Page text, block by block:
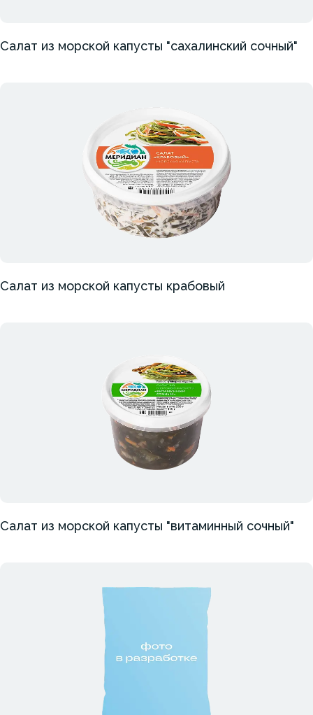
Салат из морской капусты "сахалинский сочный"
Салат из морской капусты крабовый
Салат из морской капусты "витаминный сочный"